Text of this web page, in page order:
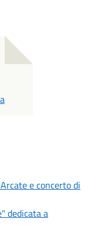
e concerto di
dedicata a